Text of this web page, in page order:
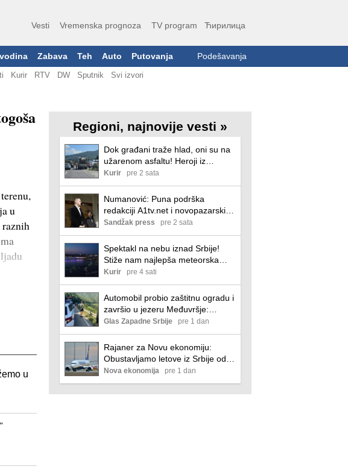
Vesti Vremenska prognoza TV program Ћирилица
Zabava Teh Auto Putovanja Podešavanja
Kurir RTV DW Sputnik Svi izvori
u
u
Regioni, najnovije vesti »
Dok građani traže hlad, oni su na
užarenom asfaltu! Heroji iz
Prijepolja rade po paklenoj vrućini,
građani zahvalni: "Znam da je to
njihov posao, ali hvala im"
Kurir pre 2 sata
Numanović: Puna podrška
redakciji A1tv.net i novopazarskim
novinarima
Sandžak press pre 2 sata
Spektakl na nebu iznad Srbije!
Stiže nam najlepša meteorska
kiša: Evo odakle i kada možete da
posmatrate stotine zvezda
padalica
Kurir pre 4 sati
Automobil probio zaštitnu ogradu i
završio u jezeru Međuvršje:
tragedija izbegnuta, ovakve
nesreće danas su prava retkost
Glas Zapadne Srbije pre 1 dan
Rajaner za Novu ekonomiju:
Obustavljamo letove iz Srbije od
ove zime
Nova ekonomija pre 1 dan